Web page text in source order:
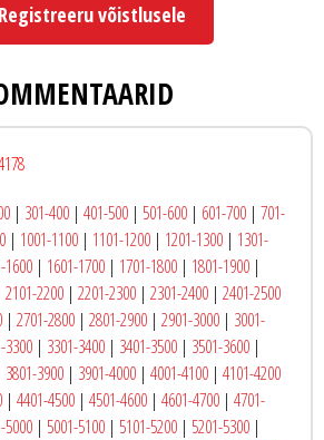
Registreeru võistlusele
| 301-400 | 401-500 | 501-600 | 601-700 | 701-
| 1001-1100 | 1101-1200 | 1201-1300 | 1301-
1600 | 1601-1700 | 1701-1800 | 1801-1900 |
2101-2200 | 2201-2300 | 2301-2400 | 2401-2500
| 2701-2800 | 2801-2900 | 2901-3000 | 3001-
3300 | 3301-3400 | 3401-3500 | 3501-3600 |
3801-3900 | 3901-4000 | 4001-4100 | 4101-4200
| 4401-4500 | 4501-4600 | 4601-4700 | 4701-
5000 | 5001-5100 | 5101-5200 | 5201-5300 |